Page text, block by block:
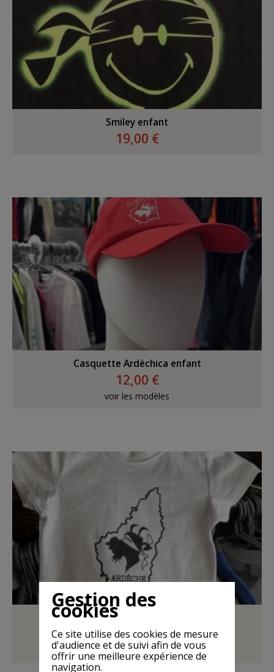
Smiley enfant
19,00 €
Casquette Ardéchica enfant
12,00 €
voir les modèles
Ardéchica blanc bébé
18,00 €
voir les modèles
Gestion des
cookies
Ce site utilise des cookies de mesure
d'audience et de suivi afin de vous
offrir une meilleure expérience de
navigation.